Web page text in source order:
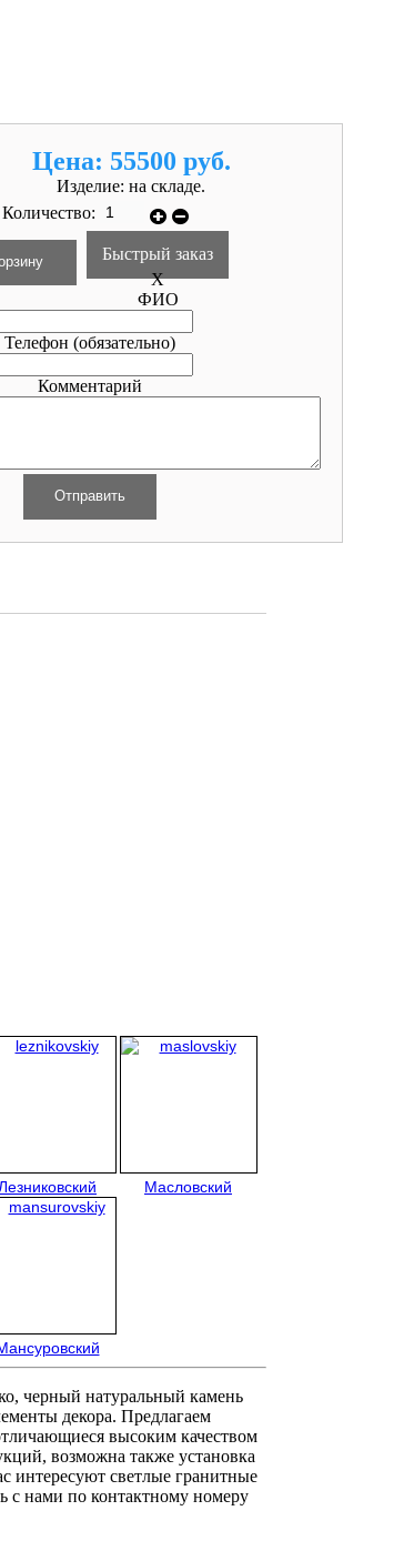
Цена: 55500 руб.
Изделие: на складе.
Количество:
Быстрый заказ
X
ФИО
Телефон (обязательно)
Комментарий
Масловский
черный натуральный камень
декора. Предлагаем
высоким качеством
возможна также установка
интересуют светлые гранитные
с нами по контактному номеру